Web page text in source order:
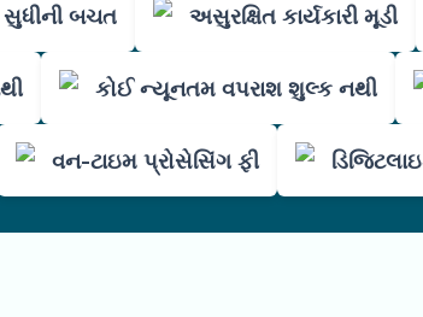
સુધીની બચત
અસુરક્ષિત કાર્યકારી મૂડી
કોઈ ન્યૂનતમ વપરાશ શુલ્ક નથી
વન-ટાઇમ પ્રોસેસિંગ ફી